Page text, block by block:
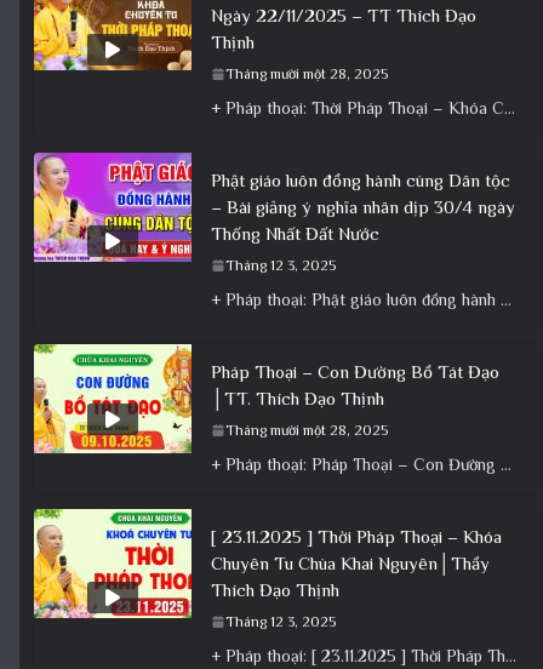
Ngày 22/11/2025 – TT Thích Đạo
Thịnh
Tháng mười một 28, 2025
+ Pháp thoại: Thời Pháp Thoại – Khóa Chuyên Tu Ngày 22/11/2025 – TT Thích Đạo Thịnh + Album: Pháp
Phật giáo luôn đồng hành cùng Dân tộc
– Bài giảng ý nghĩa nhân dịp 30/4 ngày
Thống Nhất Đất Nước
Tháng 12 3, 2025
+ Pháp thoại: Phật giáo luôn đồng hành cùng Dân tộc – Bài giảng ý nghĩa nhân dịp 30/4 ngày
Pháp Thoại – Con Đường Bồ Tát Đạo
│TT. Thích Đạo Thịnh
Tháng mười một 28, 2025
+ Pháp thoại: Pháp Thoại – Con Đường Bồ Tát Đạo │TT. Thích Đạo Thịnh + Album: Pháp Thoại +
[ 23.11.2025 ] Thời Pháp Thoại – Khóa
Chuyên Tu Chùa Khai Nguyên│Thầy
Thích Đạo Thịnh
Tháng 12 3, 2025
+ Pháp thoại: [ 23.11.2025 ] Thời Pháp Thoại – Khóa Chuyên Tu Chùa Khai Nguyên│Thầy Thích Đạo Thịnh +